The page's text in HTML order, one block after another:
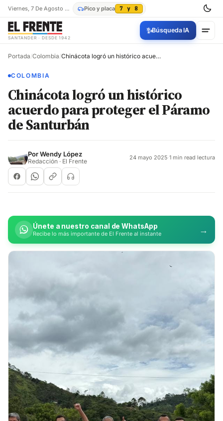
Viernes, 7 De Agosto De 2026 Pico y placa 7 y 8
SANTANDER · DESDE 1942
✨Búsqueda IA
Portada/Colombia/ Chinácota logró un histórico acuerdo para proteger el Páramo de Santurbán
COLOMBIA
Chinácota logró un histórico
acuerdo para proteger el Páramo
de Santurbán
PorWendy López
Redacción · El Frente 24 mayo 2025·1 min read lectura
Únete a nuestro canal de WhatsApp
Recibe lo más importante de El Frente al instante →